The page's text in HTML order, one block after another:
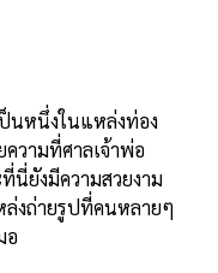
นหนึ่งในแหล่งท่อง
วามที่ศาลเจ้าพ่อ
นี่ยังมีความสวยงาม
งถ่ายรูปที่คนหลายๆ
อ